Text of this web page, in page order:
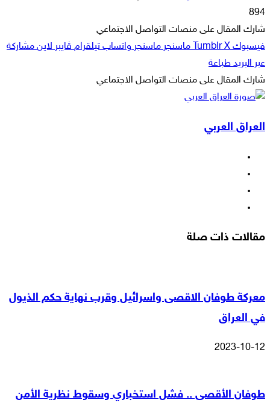
إلكترونيا
894
شارك المقال على منصات التواصل الاجتماعي
فيسبوك ‫X ماسنجر ماسنجر واتساب تيلقرام ڤايبر لاين مشاركة
عبر البريد طباعة
شارك المقال على منصات التواصل الاجتماعي
فيسبوك
‫X
ماسنجر
ماسنجر
واتساب
تيلقرام
ڤايبر
لاين
مشاركة
البريد
طباعة
العراق العربي
مقالات ذات صلة
معركة طوفان الاقصى واسرائيل وقرب نهاية حكم الذيول
في العراق
2023-10-12
طوفان الأقصى .. فشل استخباري وسقوط نظرية الأمن